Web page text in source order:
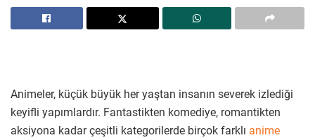
Animeler, küçük büyük her yaştan insanın severek izlediği
keyifli yapımlardır. Fantastikten komediye, romantikten
aksiyona kadar çeşitli kategorilerde birçok farklı anime